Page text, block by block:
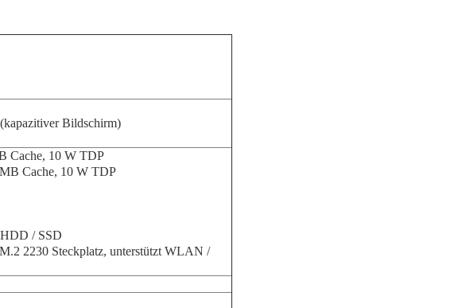
Bildschirm)
Cache, 10 W TDP
Cache, 10 W TDP
/ SSD
2230 Steckplatz, unterstützt WLAN /